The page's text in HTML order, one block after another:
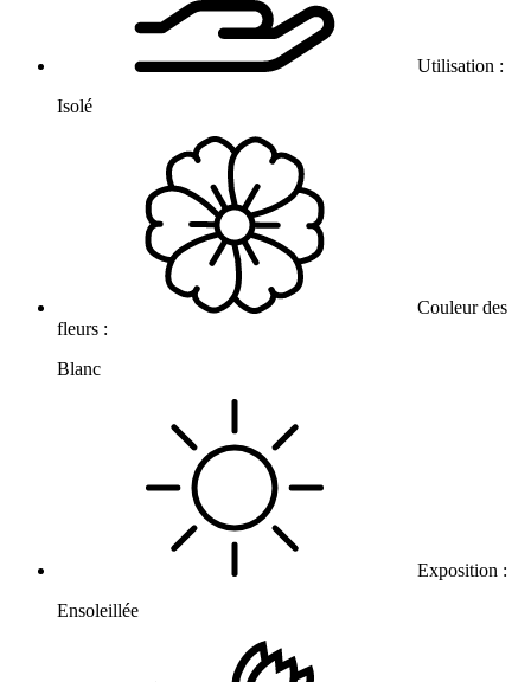
Utilisation :
Isolé
Couleur des
fleurs :
Blanc
Exposition :
Ensoleillée